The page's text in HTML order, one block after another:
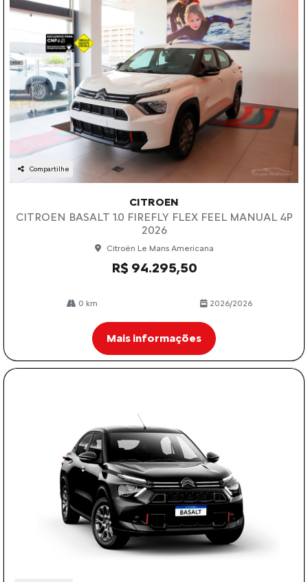
Compartilhe
CITROEN
CITROEN BASALT 1.0 FIREFLY FLEX FEEL MANUAL 4P
2026
Citroën Le Mans Americana
R$ 94.295,50
0 km 2026/2026
Mais informações